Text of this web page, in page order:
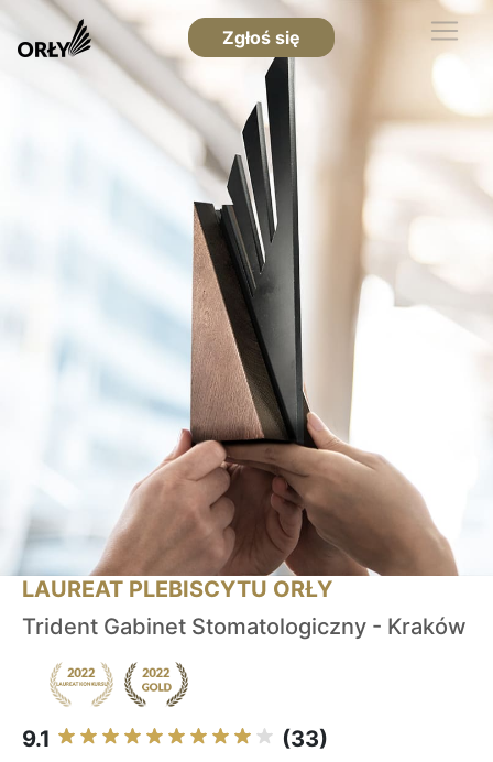
Zgłoś się
LAUREAT PLEBISCYTU ORŁY
Trident Gabinet Stomatologiczny - Kraków
9.1 (33)